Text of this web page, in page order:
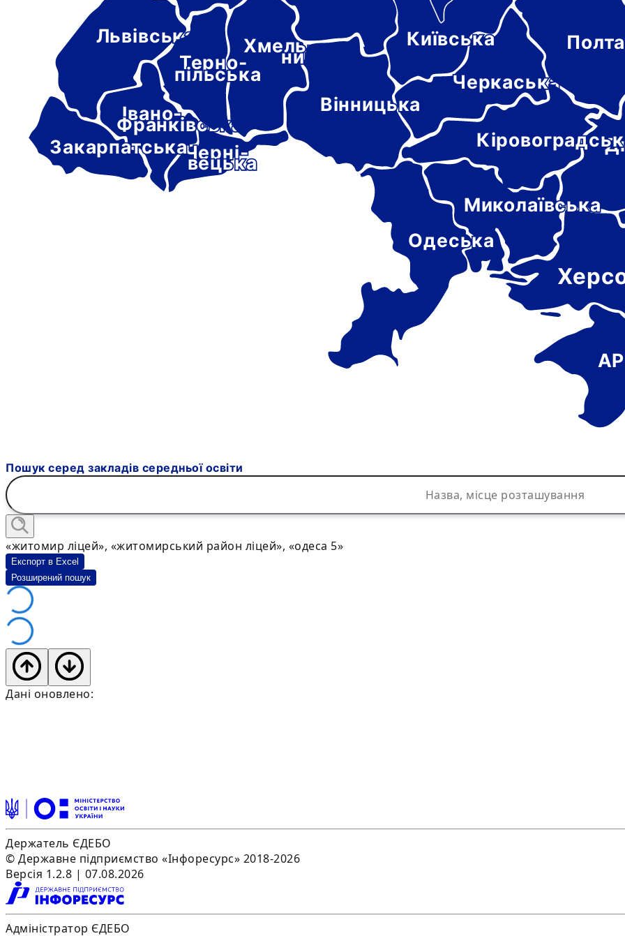
Черкаська
Черні-
вецька
Івано-
Франківська
Хмель-
ницька
Київська
Львівська
Миколаївська
Одеська
Терно-
пільська
Вінницька
Закарпатська
Пошук серед закладів середньої освіти
«житомир ліцей», «житомирський район ліцей», «одеса 5»
Експорт в Excel
Розширений пошук
Дані оновлено:
Держатель ЄДЕБО
© Державне підприємство «Інфоресурс» 2018-2026
Версія 1.2.8 | 07.08.2026
Адміністратор ЄДЕБО